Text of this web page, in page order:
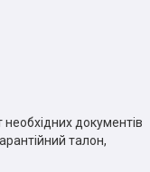
документів
талон,